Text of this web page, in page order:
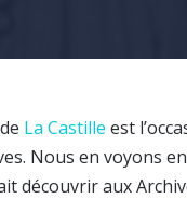
La Castille est
Nous en voyons
découvrir aux